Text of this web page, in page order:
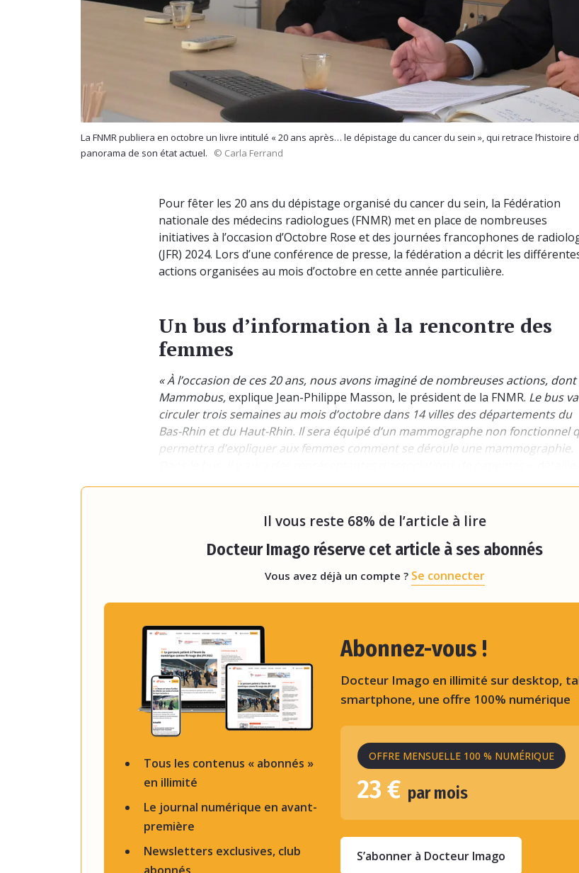
La FNMR publiera en octobre un livre intitulé « 20 ans après… le dépistage du cancer du sein », qui retrace
panorama de son état actuel.
© Carla Ferrand
Pour fêter les 20 ans du dépistage organisé du cancer du sein, la Fédération
nationale des médecins radiologues (FNMR) met en place de nombreuses
initiatives à l’occasion d’Octobre Rose et des journées francophones de
(JFR) 2024. Lors d’une conférence de presse, la fédération a décrit les
actions organisées au mois d’octobre en cette année particulière.
Un bus d’information à la rencontre des
femmes
« À l’occasion de ces 20 ans, nous avons imaginé de nombreuses actions, dont
Mammobus,explique Jean-Philippe Masson, le président de la FNMR. Le bus va
circuler trois semaines au mois d’octobre dans 14 villes des départements du
Bas-Rhin et du Haut-Rhin. Il sera équipé d’un mammographe non fonctionnel
permettra d’expliquer aux femmes comment se déroule une mammographie.
Il vous reste 68% de l’article à lire
Docteur Imago réserve cet article à ses abonnés
Vous avez déjà un compte ? Se connecter
Tous les contenus « abonnés »
en illimité
Le journal numérique en avant-
première
Newsletters exclusives, club
Abonnez-vous !
Docteur Imago en illimité sur desktop,
smartphone, une offre 100% numérique
OFFRE MENSUELLE 100 % NUMÉRIQUE
23 € par mois
S’abonner à Docteur Imago